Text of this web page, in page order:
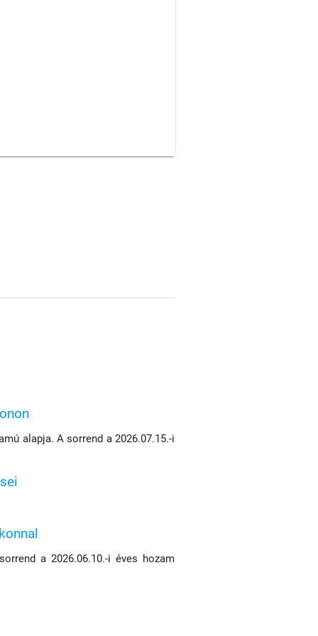
alapja. A sorrend a 2026.07.15.-i
a 2026.06.10.-i éves hozam